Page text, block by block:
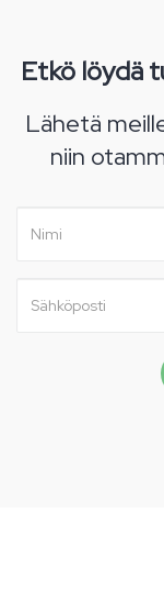
Etkö löydä
Lähetä
niin